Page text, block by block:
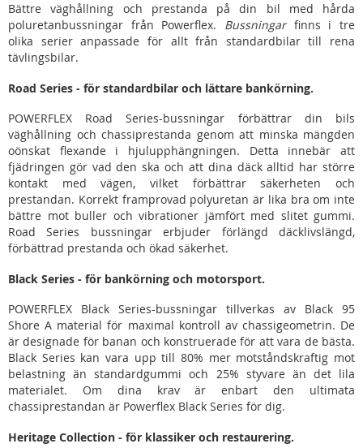
Bättre väghållning och prestanda på din bil med hårda
poluretanbussningar från Powerflex. Bussningar finns i tre
olika serier anpassade för allt från standardbilar till rena
tävlingsbilar.
Road Series - för standardbilar och lättare bankörning.
POWERFLEX Road Series-bussningar förbättrar din bils
väghållning och chassiprestanda genom att minska mängden
oönskat flexande i hjulupphängningen. Detta innebär att
fjädringen gör vad den ska och att dina däck alltid har större
kontakt med vägen, vilket förbättrar säkerheten och
prestandan. Korrekt framprovad polyuretan är lika bra om inte
bättre mot buller och vibrationer jämfört med slitet gummi.
Road Series bussningar erbjuder förlängd däcklivslängd,
förbättrad prestanda och ökad säkerhet.
Black Series - för bankörning och motorsport.
POWERFLEX Black Series-bussningar tillverkas av Black 95
Shore A material för maximal kontroll av chassigeometrin. De
är designade för banan och konstruerade för att vara de bästa.
Black Series kan vara upp till 80% mer motståndskraftig mot
belastning än standardgummi och 25% styvare än det lila
materialet. Om dina krav är enbart den ultimata
chassiprestandan är Powerflex Black Series för dig.
Heritage Collection - för klassiker och restaurering.